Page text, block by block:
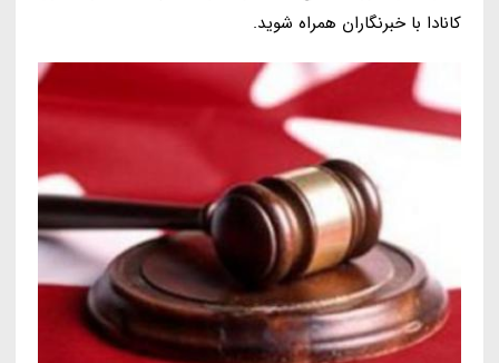
کانادا با خبرنگاران همراه شوید.